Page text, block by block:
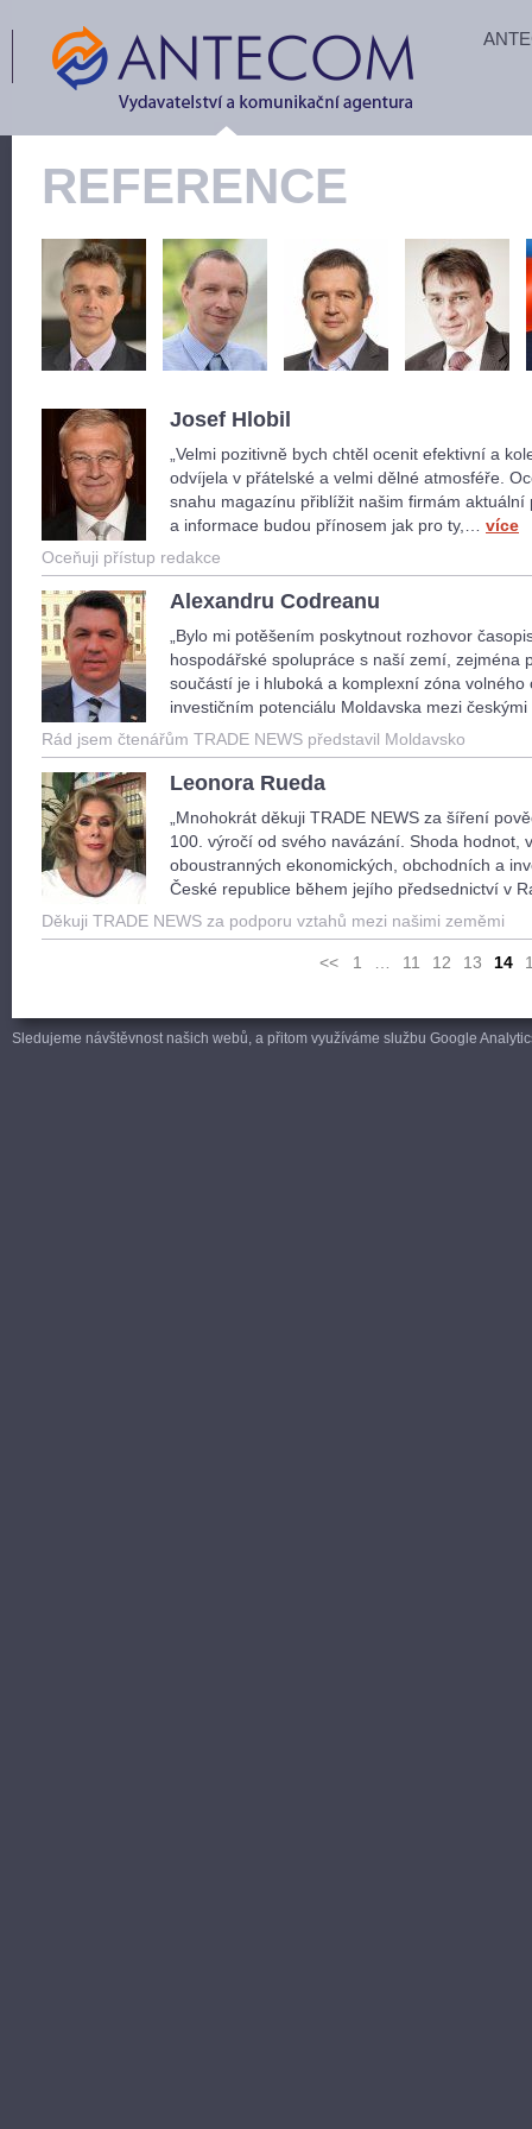
REFERENCE
Oceňuji přístup redakce
Josef Hlobil
„Velmi pozitivně bych chtěl ocenit efektivní a
odvíjela v přátelské a velmi dělné atmosféře.
snahu magazínu přiblížit našim firmám
a informace budou přínosem jak pro ty,… více
Rád jsem čtenářům TRADE NEWS představil Moldavsko
Alexandru Codreanu
„Bylo mi potěšením poskytnout rozhovor
hospodářské spolupráce s naší zemí, zejména
součástí je i hluboká a komplexní zóna
investičním potenciálu Moldavska mezi
Děkuji TRADE NEWS za podporu vztahů mezi našimi zeměmi
Leonora Rueda
„Mnohokrát děkuji TRADE NEWS za šíření
100. výročí od svého navázání. Shoda hodnot,
oboustranných ekonomických, obchodních a
České republice během jejího předsednictví v
<< 1 11 12 13 14
Sledujeme návštěvnost našich webů, a přitom využíváme službu Google